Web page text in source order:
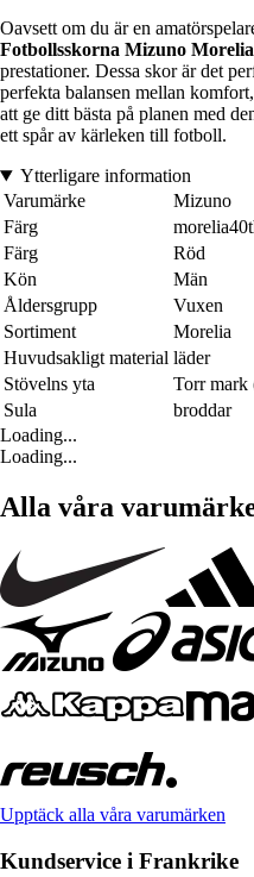
Oavsett om du är en
Fotbollsskorna Mizuno
prestationer. Dessa skor är det
perfekta balansen mellan
att ge ditt bästa på planen med
ett spår av kärleken till fotboll.
Ytterligare information
Varumärke
Mizuno
Färg
Färg
Röd
Kön
Män
Åldersgrupp
Vuxen
Sortiment
Morelia
Huvudsakligt material läder
Stövelns yta
Torr mark
Sula
broddar
Loading...
Loading...
Alla våra
Upptäck alla våra varumärken
Kundservice i Frankrike